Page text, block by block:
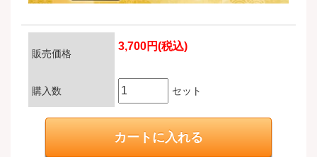
販売価格
3,700円(税込)
購入数 セット